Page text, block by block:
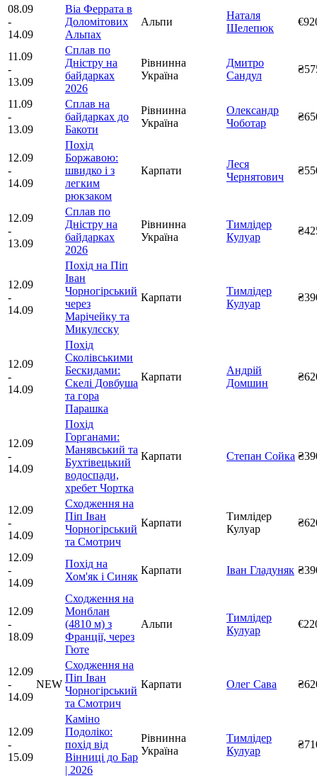
08.09
-
14.09
Віа Феррата в
Доломітових
Альпах
Альпи
Наталя
Шелепюк
11.09
-
13.09
Сплав по
Дністру на
байдарках
2026
Рівнинна
Україна
Дмитро
Сандул
11.09
-
13.09
Сплав на
байдарках до
Бакоти
Рівнинна
Україна
Олександр
Чоботар
12.09
-
14.09
Похід
Боржавою:
швидко і з
легким
рюкзаком
Карпати
Леся
Чернятович
12.09
-
13.09
Сплав по
Дністру на
байдарках
2026
Рівнинна
Україна
Тимлідер
Кулуар
12.09
-
14.09
Похід на Піп
Іван
Чорногірський
через
Марічейку та
Микулєску
Карпати
Тимлідер
Кулуар
12.09
-
14.09
Похід
Сколівськими
Бескидами:
Скелі Довбуша
та гора
Парашка
Карпати
Андрій
Домшин
12.09
-
14.09
Похід
Горганами:
Манявський та
Бухтівецький
водоспади,
хребет Чортка
Карпати Степан Сойка
12.09
-
14.09
Сходження на
Піп Іван
Чорногірський
та Смотрич
Карпати
Тимлідер
Кулуар
12.09
-
14.09
Похід на
Хом'як і Синяк
Карпати Іван Гладуняк
12.09
-
18.09
Сходження на
Монблан
(4810 м) з
Франції, через
Гюте
Альпи
Тимлідер
Кулуар
12.09
-
14.09
NEW
Сходження на
Піп Іван
Чорногірський
та Смотрич
Карпати Олег Сава
12.09
-
15.09
Каміно
Подоліко:
похід від
Вінниці до Бар
| 2026
Рівнинна
Україна
Тимлідер
Кулуар